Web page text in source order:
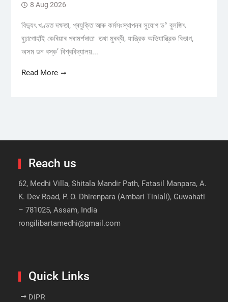
8 Aug 2026
বিদ্যুৎ খণ্ডত দক্ষতা, প্ৰযুক্তি আৰু কৰ্মসংস্থাপনৰ সুযোগ ড° বুলজিৎ
বুঢ়াগোহাঁই কেৰিয়াৰ পৰামৰ্শদাতা তথা মুৰব্বী, যান্ত্রিক অভিযান্ত্রিক বিভাগ,
অসম ডন বস্ক’ বিশ্ববিদ্যালয়...
Read More
Reach us
62, Medhi Villa, Shitala Mandir Path, Fatasil Manpara, A.
K. Dev Road, P. O. Dhirenpara (Ambari Tiniali), Guwahati
– 781025, Assam, India
rongilibartamedhi@gmail.com
Quick Links
DIPR